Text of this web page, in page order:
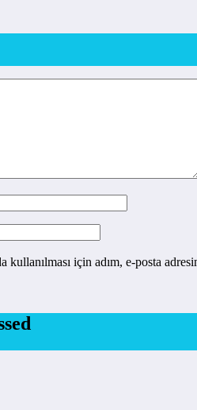
kullanılması için adım, e-posta